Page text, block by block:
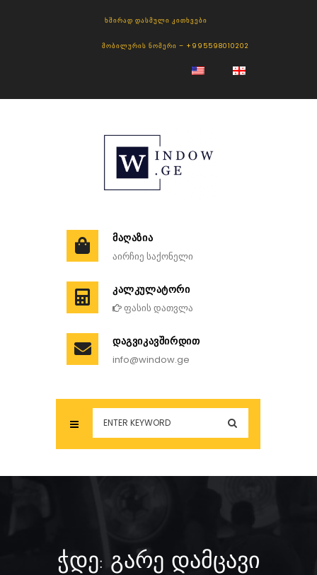
ᲮᲨᲘᲠᲐᲓ ᲓᲐᲡᲛᲣᲚᲘ ᲙᲘᲗᲮᲕᲔᲑᲘ
ᲛᲝᲑᲘᲚᲣᲠᲘᲡ ᲜᲝᲛᲔᲠᲘ – +995598010202
ᲛᲐᲦᲐᲖᲘᲐ
აირჩიე საქონელი
ᲙᲐᲚᲙᲣᲚᲐᲢᲝᲠᲘ
ფასის დათვლა
ᲓᲐᲒᲕᲘᲙᲐᲕᲨᲘᲠᲓᲘᲗ
info@window.ge
ᲭᲓᲔ: ᲒᲐᲠᲔ ᲓᲐᲛᲪᲐᲕᲘ